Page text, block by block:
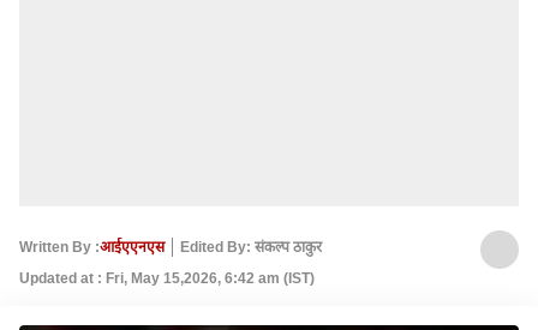
Written By :आईएएनएस
Edited By: संकल्‍प ठाकुर
Updated at : Fri, May 15,2026, 6:42 am (IST)